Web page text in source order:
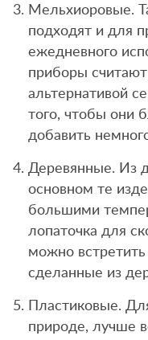
Мельхиоровые.
подходят и для
ежедневного
приборы
альтернативой
того, чтобы они
добавить
Деревянные. Из
основном те
большими
лопаточка для
можно
сделанные из
Пластиковые.
природе, лучше